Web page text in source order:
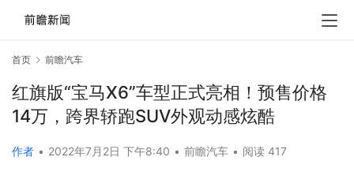
首页 前瞻汽车
红旗版“宝马X6”车型正式亮相！预售价格
14万，跨界轿跑SUV外观动感炫酷
作者 • 2022年7月2日 下午8:40 • 前瞻汽车 • 阅读 417